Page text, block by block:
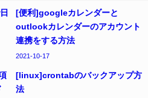
[便利]googleカレンダーと
outlookカレンダーのアカウント
連携をする方法
2021-10-17
[linux]crontabのバックアップ方
法